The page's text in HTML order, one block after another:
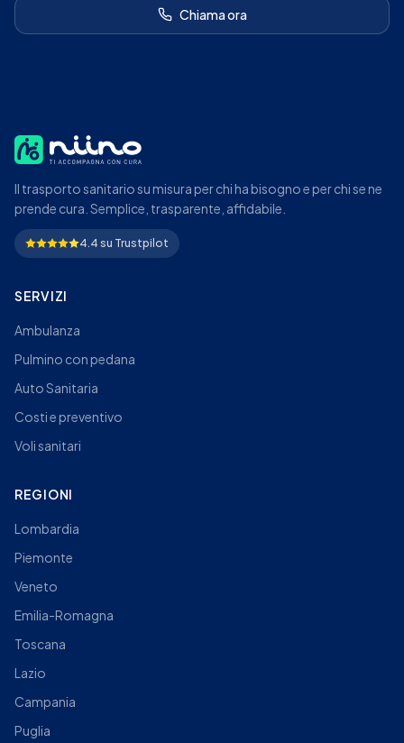
Chiama ora
Il trasporto sanitario su misura per chi ha bisogno e per chi se ne
prende cura. Semplice, trasparente, affidabile.
4.4 su Trustpilot
SERVIZI
Ambulanza
Pulmino con pedana
Auto Sanitaria
Costi e preventivo
Voli sanitari
REGIONI
Lombardia
Piemonte
Veneto
Emilia-Romagna
Toscana
Lazio
Campania
Puglia